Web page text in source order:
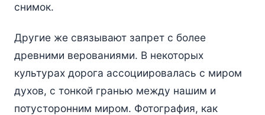
снимок.
Другие же связывают запрет с более
древними верованиями. В некоторых
культурах дорога ассоциировалась с миром
духов, с тонкой гранью между нашим и
потусторонним миром. Фотография, как